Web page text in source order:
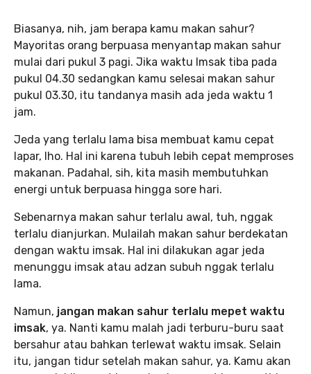
Biasanya, nih, jam berapa kamu makan sahur?
Mayoritas orang berpuasa menyantap makan sahur
mulai dari pukul 3 pagi. Jika waktu Imsak tiba pada
pukul 04.30 sedangkan kamu selesai makan sahur
pukul 03.30, itu tandanya masih ada jeda waktu 1
jam.
Jeda yang terlalu lama bisa membuat kamu cepat
lapar, lho. Hal ini karena tubuh lebih cepat memproses
makanan. Padahal, sih, kita masih membutuhkan
energi untuk berpuasa hingga sore hari.
Sebenarnya makan sahur terlalu awal, tuh, nggak
terlalu dianjurkan. Mulailah makan sahur berdekatan
dengan waktu imsak. Hal ini dilakukan agar jeda
menunggu imsak atau adzan subuh nggak terlalu
lama.
Namun, jangan makan sahur terlalu mepet waktu
imsak, ya. Nanti kamu malah jadi terburu-buru saat
bersahur atau bahkan terlewat waktu imsak. Selain
itu, jangan tidur setelah makan sahur, ya. Kamu akan